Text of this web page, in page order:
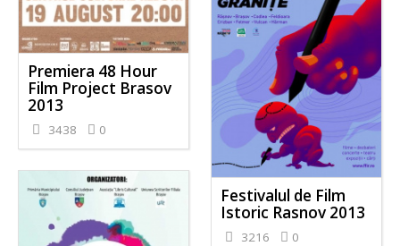
Premiera 48 Hour
Film Project Brasov
2013
3438 0
Festivalul de Film
Istoric Rasnov 2013
3216 0